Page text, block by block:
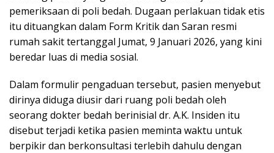
pemeriksaan di poli bedah. Dugaan perlakuan tidak etis
itu dituangkan dalam Form Kritik dan Saran resmi
rumah sakit tertanggal Jumat, 9 Januari 2026, yang kini
beredar luas di media sosial.
Dalam formulir pengaduan tersebut, pasien menyebut
dirinya diduga diusir dari ruang poli bedah oleh
seorang dokter bedah berinisial dr. A.K. Insiden itu
disebut terjadi ketika pasien meminta waktu untuk
berpikir dan berkonsultasi terlebih dahulu dengan